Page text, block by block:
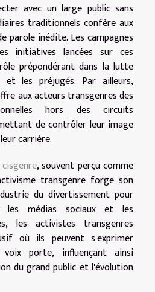
avec un large public sans
traditionnels confère aux
parole inédite. Les campagnes
initiatives lancées sur ces
prépondérant dans la lutte
les préjugés. Par ailleurs,
aux acteurs transgenres des
hors des circuits
de contrôler leur image
carrière.
, souvent perçu comme
transgenre forge son
du divertissement pour
les médias sociaux et les
les activistes transgenres
où ils peuvent s'exprimer
porte, influençant ainsi
du grand public et l'évolution